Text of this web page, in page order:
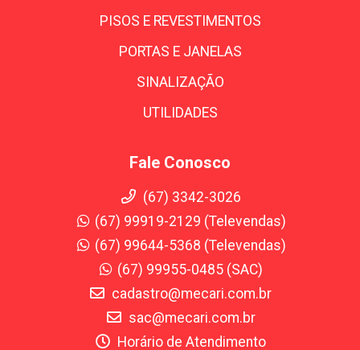
PISOS E REVESTIMENTOS
PORTAS E JANELAS
SINALIZAÇÃO
UTILIDADES
Fale Conosco
(67) 3342-3026
(67) 99919-2129 (Televendas)
(67) 99644-5368 (Televendas)
(67) 99955-0485 (SAC)
cadastro@mecari.com.br
sac@mecari.com.br
Horário de Atendimento